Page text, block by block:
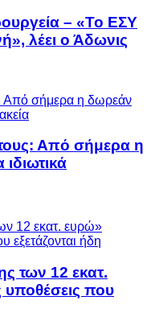
– «Το ΕΣΥ
λέει ο Άδωνις
Από σήμερα η
των 12 εκατ.
που